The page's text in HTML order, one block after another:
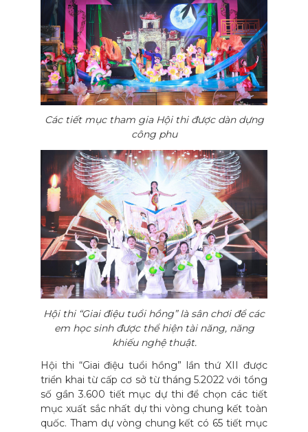
Các tiết mục tham gia Hội thi được dàn dựng
công phu
Hội thi “Giai điệu tuổi hồng” là sân chơi để các
em học sinh được thể hiện tài năng, năng
khiếu nghệ thuật.
Hội thi “Giai điệu tuổi hồng” lần thứ XII được
triển khai từ cấp cơ sở từ tháng 5.2022 với tổng
số gần 3.600 tiết mục dự thi để chọn các tiết
mục xuất sắc nhất dự thi vòng chung kết toàn
quốc. Tham dự vòng chung kết có 65 tiết mục